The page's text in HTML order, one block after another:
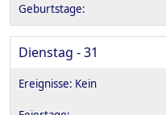
Dienstag - 31